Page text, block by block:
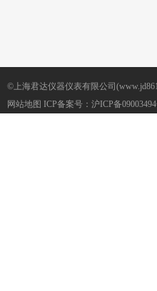
©上海君达仪器仪表有限公司
网站地图 ICP备案号： 沪ICP备